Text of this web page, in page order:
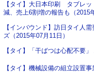
【タイ】大日本印刷 タブレ
減、売上6割増の報告も（2015
【インバウンド】訪日タイ人
ズ（2015年07月11日）
【タイ】「干ばつは心配不要
【タイ】機械設備の組立設置